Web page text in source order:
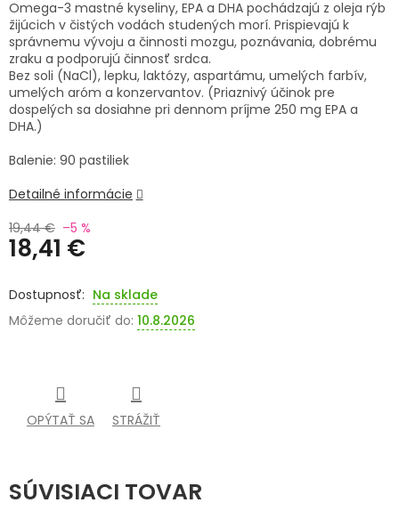
SENIORI
ZNAČKY
Prihlásenie
19,44 € –5 %
18,41 €
cena:
Na sklade
Môžeme doručiť do: 10.8.2026
Omega-3 mastné kyseliny, EPA a DHA pochádzajú z oleja rýb
žijúcich v čistých vodách studených morí. Prispievajú k
správnemu vývoju a činnosti mozgu, poznávania, dobrému
zraku a podporujú činnosť srdca.
Bez soli (NaCl), lepku, laktózy, aspartámu, umelých farbív,
umelých aróm a konzervantov. (Priaznivý účinok pre
dospelých sa dosiahne pri dennom príjme 250 mg EPA a
DHA.)
Balenie: 90 pastiliek
Detailné informácie
OPÝTAŤ SA STRÁŽIŤ
SÚVISIACI TOVAR